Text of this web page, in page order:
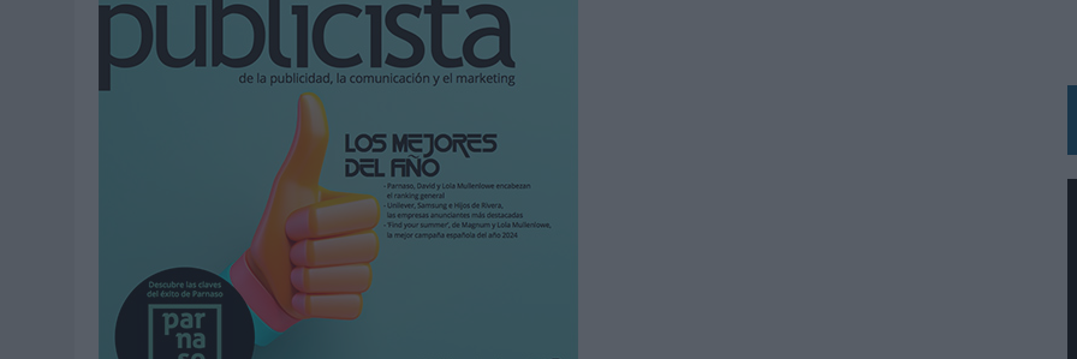
06/08/2026
LA TELEVISIÓN SIGUE LIDERANDO EL CONSUMO DE MEDIOS EN VERANO Y SUPERA AL MÓVIL COMO DISPOSITIVO MÁS UTILIZADO
06/08/2026 | EL USO DE LA IA GENERATIVA ALCANZA YA AL 62% DE LOS ESPAÑOLES
SYSTEM1 NOMBRA A KIMBERLY BASTONI COMO NUEVA DIRECTORA COMERCIAL GLOBAL
FRIGO Y UNIQLO LANZAN UNA COLECCIÓN PERSONALIZABLE INSPIRADA EN CORNETTO, CALIPPO Y SOLERO
LA IA ESTÁ SUBIENDO EL LISTÓN DE LA CREATIVIDAD
BEON WORLDWIDE LANZA RAÍZ URBANA PARA TRANSFORMAR EL PATRIMONIO HISTÓRICO EN ACTIVOS CULTURALES Y ECONÓMICOS
05/08/2026 |
FABRA COMUNICACIÓN INCORPORA A CASONÁ Y ASUME LA GESTIÓN DE SUS RELACIONES CON LOS MEDIOS
05/08/2026 | LOPESAN HOTELS & RESORTS ACERCA EL PARAÍSO CANARIO EN SU ÚLTIMA CAMPAÑA INTERNACIONAL
05/08/2026 |
LUIS ARQUILLOS (BURGO DE ARIAS): “LA CONSTRUCCIÓN DE MARCA A LARGO PLAZO Y LA MEDICIÓN SON DOS CARAS DE LA MISMA